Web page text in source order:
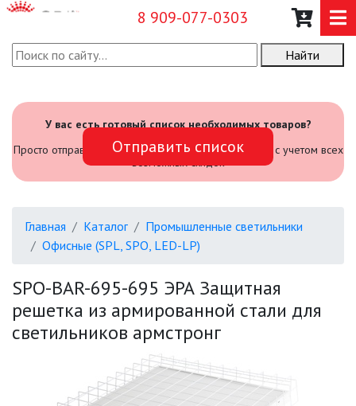
8 909-077-0303
О КОМПАНИИ
САДОВЫЙ ИНВЕНТАРЬ И
ИНСТРУМЕНТЫ
БЫТОВЫЕ ЖКХ (SPB)
ОФИСНЫЕ (SPL, SPO, LED-LP)
ПРОМЫШЛЕННЫЕ (SPP)
Найти
У вас есть готовый список необходимых товаров?
Просто отправьте его нам и мы посчитаем стоимость с учетом всех
возможных скидок
Отправить список
Главная Каталог
Промышленные светильники
Офисные (SPL, SPO, LED-LP)
SPO-BAR-695-695 ЭРА Защитная
решетка из армированной стали для
светильников армстронг